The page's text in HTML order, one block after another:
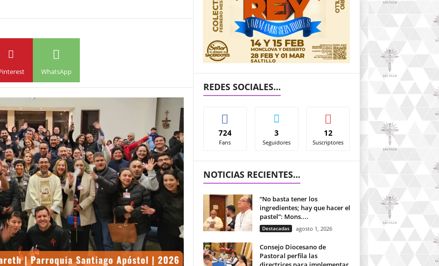
WhatsApp
REDES SOCIALES...
724
Fans
3
Seguidores
12
Suscriptores
NOTICIAS RECIENTES...
“No basta tener los
ingredientes; hay que hacer el
pastel”: Mons....
Destacadas agosto 1, 2026
Consejo Diocesano de
Pastoral perfila las